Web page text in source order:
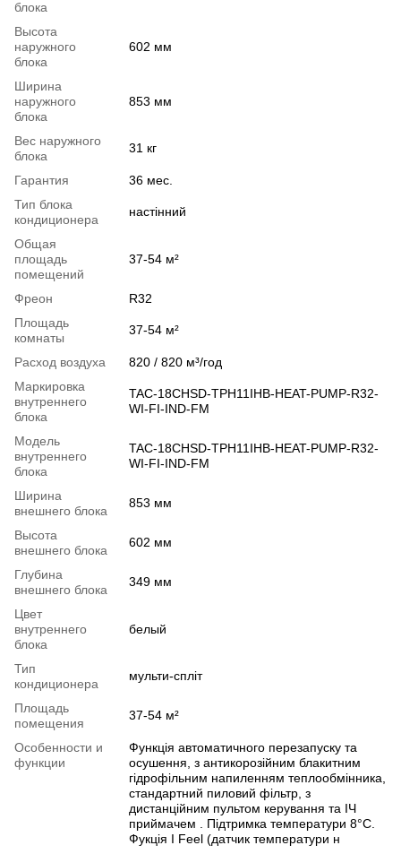
блока
Высота
наружного
блока
602 мм
Ширина
наружного
блока
853 мм
Вес наружного
блока
31 кг
Гарантия
36 мес.
Тип блока
кондиционера
настінний
Общая
площадь
помещений
37-54 м²
Фреон
R32
Площадь
комнаты
37-54 м²
Расход воздуха
820 / 820 м³/год
Маркировка
внутреннего
блока
TAC-18CHSD-TPH11IHB-HEAT-PUMP-R32-
WI-FI-IND-FM
Модель
внутреннего
блока
TAC-18CHSD-TPH11IHB-HEAT-PUMP-R32-
WI-FI-IND-FM
Ширина
внешнего блока
853 мм
Высота
внешнего блока
602 мм
Глубина
внешнего блока
349 мм
Цвет
внутреннего
блока
белый
Тип
кондиционера
мульти-спліт
Площадь
помещения
37-54 м²
Особенности и
функции
Функція автоматичного перезапуску та
осушення, з антикорозійним блакитним
гідрофільним напиленням теплообмінника,
стандартний пиловий фільтр, з
дистанційним пультом керування та ІЧ
приймачем . Підтримка температури 8°С.
Фукція I Feel (датчик температури н